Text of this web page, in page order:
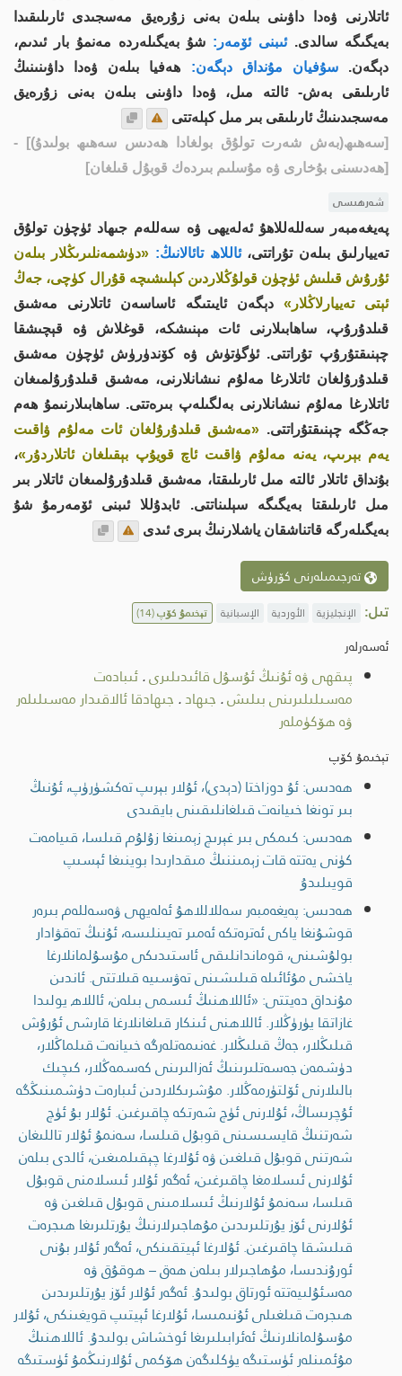
ئاتلارنى ۋەدا داۋىنى بىلەن بەنى زۇرەيق مەسجىدى ئارىلىقىدا
بەيگىگە سالدى. ئىبنى ئۆمەر: شۇ بەيگىلەردە مەنمۇ بار ئىدىم،
دېگەن. سۇفيان مۇنداق دېگەن: ھەفيا بىلەن ۋەدا داۋىنىنىڭ
ئارىلىقى بەش- ئالتە مىل، ۋەدا داۋىنى بىلەن بەنى زۇرەيق
مەسجىدىنىڭ ئارىلىقى بىر مىل كېلەتتى
[سەھىھ(بەش شەرت تولۇق بولغادا ھەدىس سەھىھ بولىدۇ)]
-
[ھەدىسنى بۇخارى ۋە مۇسلىم بىردەك قوبۇل قىلغان]
شەرھىسى
پەيغەمبەر سەللەللاھۇ ئەلەيھى ۋە سەللەم جىھاد ئۈچۈن تولۇق
تەييارلىق بىلەن تۇراتتى، ئاللاھ تائالانىڭ: «دۈشمەنلىرىڭلار بىلەن
ئۇرۇش قىلىش ئۈچۈن قولۇڭلاردىن كېلىشىچە قۇرال كۈچى، جەڭ
ئېتى تەييارلاڭلار» دېگەن ئايىتىگە ئاساسەن ئاتلارنى مەشىق
قىلدۇرۇپ، ساھابىلارنى ئات مېنىشكە، قوغلاش ۋە قېچىشقا
چېنىقتۇرۇپ تۇراتتى. ئۈگۈتۈش ۋە كۆندۈرۈش ئۈچۈن مەشىق
قىلدۇرۇلغان ئاتلارغا مەلۇم نىشانلارنى، مەشىق قىلدۇرۇلمىغان
ئاتلارغا مەلۇم نىشانلارنى بەلگىلەپ بىرەتتى. ساھابىلارنىمۇ ھەم
جەڭگە چېنىقتۇراتتى. «مەشىق قىلدۇرۇلغان ئات مەلۇم ۋاقىت
يەم بېرىپ، يەنە مەلۇم ۋاقىت ئاچ قويۇپ بېقىلغان ئاتلاردۇر»،
بۇنداق ئاتلار ئالتە مىل ئارىلىقتا، مەشىق قىلدۇرۇلمىغان ئاتلار بىر
مىل ئارىلىقتا بەيگىگە سېلىناتتى. ئابدۇللا ئىبنى ئۆمەرمۇ شۇ
بەيگىلەرگە قاتناشقان ياشلارنىڭ بىرى ئىدى
تەرجىمىلەرنى كۆرۈش
تىل: الإنجليزية الأوردية الإسبانية تېخىمۇ كۆپ(14)
ئەسەرلەر
پىقھى ۋە ئۇنىڭ ئۇسۇل قائىدىلىرى.ئىبادەت
مەسىلىلىرىنى بىلىش. جىھاد. جىھادقا ئالاقىدار مەسىلىلەر
ۋە ھۆكۈملەر
تېخىمۇ كۆپ
ھەدىس: ئۇ دوزاختا (دېدى)، ئۇلار بېرىپ تەكشۈرۈپ، ئۇنىڭ
بىر تونغا خىيانەت قىلغانلىقىنى بايقىدى
ھەدىس: كىمكى بىر غېرىچ زېمىنغا زۇلۇم قىلسا، قىيامەت
كۈنى يەتتە قات زېمىننىڭ مىقدارىدا بوينىغا ئېسىپ
قويىلىدۇ
ھەدىس: پەيغەمبەر سەللاللاھۇ ئەلەيھى ۋەسەللەم بىرەر
قوشۇنغا ياكى ئەترەتكە ئەمىر تەيىنلىسە، ئۇنىڭ تەقۋادار
بولۇشىنى، قوماندانلىقى ئاستىدىكى مۇسۇلمانلارغا
ياخشى مۇئائىلە قىلىشىنى تەۋسىيە قىلاتتى. ئاندىن
مۇنداق دەيتتى: «ئاللاھنىڭ ئىسمى بىلەن، ئاللاھ يولىدا
غازاتقا يۈرۈڭلار. ئاللاھنى ئىنكار قىلغانلارغا قارشى ئۇرۇش
قىلىڭلار، جەڭ قىلىڭلار. غەنىمەتلەرگە خىيانەت قىلماڭلار،
دۈشمەن جەسەتلىرىنىڭ ئەزالىرىنى كەسمەڭلار، كىچىك
بالىلارنى ئۆلتۈرمەڭلار. مۇشرىكلاردىن ئىبارەت دۈشمىنىڭگە
ئۇچرىساڭ، ئۇلارنى ئۈچ شەرتكە چاقىرغىن. ئۇلار بۇ ئۈچ
شەرتنىڭ قايسىسىنى قوبۇل قىلسا، سەنمۇ ئۇلار تاللىغان
شەرتنى قوبۇل قىلغىن ۋە ئۇلارغا چېقىلمىغىن، ئالدى بىلەن
ئۇلارنى ئىسلامغا چاقىرغىن، ئەگەر ئۇلار ئىسلامنى قوبۇل
قىلسا، سەنمۇ ئۇلارنىڭ ئىسلامىنى قوبۇل قىلغىن ۋە
ئۇلارنى ئۆز يۇرتلىرىدىن مۇھاجىرلارنىڭ يۇرتلىرىغا ھىجرەت
قىلىشقا چاقىرغىن. ئۇلارغا ئېيتقىنكى، ئەگەر ئۇلار بۇنى
ئورۇندىسا، مۇھاجىرلار بىلەن ھەق – ھوقۇق ۋە
مەسئۇلىيەتتە ئورتاق بولىدۇ. ئەگەر ئۇلار ئۆز يۇرتلىرىدىن
ھىجرەت قىلغىلى ئۇنىمىسا، ئۇلارغا ئېيتىپ قويغىنكى، ئۇلار
مۇسۇلمانلارنىڭ ئەئرابىلىرىغا ئوخشاش بولىدۇ. ئاللاھنىڭ
مۇئمىنلەر ئۈستىگە يۈكلىگەن ھۆكمى ئۇلارنىڭمۇ ئۈستىگە